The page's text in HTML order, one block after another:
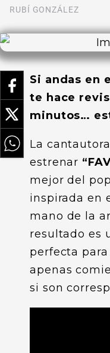
RUBÍ GONZÁLEZ
Si andas en
te hace
minutos…
La
estrenar
mejor del
inspirada en
mano de la
resultado es
perfecta
apenas
si son